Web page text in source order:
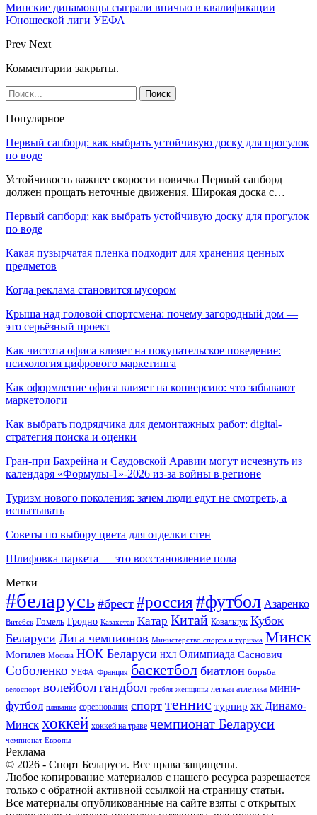
Минские динамовцы сыграли вничью в квалификации
Юношеской лиги УЕФА
Prev Next
Комментарии закрыты.
Популярное
Первый сапборд: как выбрать устойчивую доску для прогулок
по воде
Устойчивость важнее скорости новичка Первый сапборд
должен прощать неточные движения. Широкая доска с…
Первый сапборд: как выбрать устойчивую доску для прогулок
по воде
Какая пузырчатая пленка подходит для хранения ценных
предметов
Когда реклама становится мусором
Крыша над головой спортсмена: почему загородный дом —
это серьёзный проект
Как чистота офиса влияет на покупательское поведение:
психология цифрового маркетинга
Как оформление офиса влияет на конверсию: что забывают
маркетологи
Как выбрать подрядчика для демонтажных работ: digital-
стратегия поиска и оценки
Гран-при Бахрейна и Саудовской Аравии могут исчезнуть из
календаря «Формулы-1»-2026 из-за войны в регионе
Туризм нового поколения: зачем люди едут не смотреть, а
испытывать
Советы по выбору цвета для отделки стен
Шлифовка паркета — это восстановление пола
Метки
#беларусь #брест #россия#футбол Азаренко
Витебск Гомель Гродно Казахстан Катар Китай Ковальчук Кубок
Беларуси Лига чемпионов Министерство спорта и туризма Минск
Могилев Москва НОК Беларуси НХЛ Олимпиада Саснович
Соболенко УЕФА Франция баскетбол биатлон борьба
велоспорт волейболгандбол гребля женщины легкая атлетика мини-
футбол плавание соревнования спорт теннис турнир хк Динамо-
Минск хоккей хоккей на траве чемпионат Беларуси
чемпионат Европы
Реклама
© 2026 - Спорт Беларуси. Все права защищены.
Любое копирование материалов с нашего ресурса разрешается
только с обратной активной ссылкой на страницу статьи.
Все материалы опубликованные на сайте взяты с открытых